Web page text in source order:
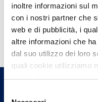
inoltre informazioni sul
con i nostri partner che
web e di pubblicità, i
altre informazioni che
dal suo utilizzo dei loro
quali cookie utilizziamo
più su chi siamo, come
Hai
Trova l'Agenzia